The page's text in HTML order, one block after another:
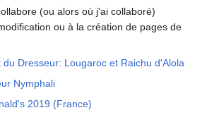
(ou alors où j'ai collaboré)
ou à la création de pages de
du Dresseur: Lougaroc et Raichu d'Alola
Nymphali
2019 (France)